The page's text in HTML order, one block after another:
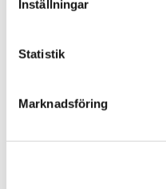
Inställningar
Statistik
Marknadsföring
★
KÖP